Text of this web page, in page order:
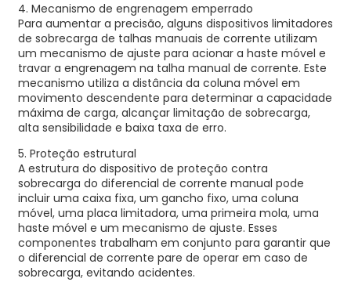
4. Mecanismo de engrenagem emperrado
Para aumentar a precisão, alguns dispositivos limitadores
de sobrecarga de talhas manuais de corrente utilizam
um mecanismo de ajuste para acionar a haste móvel e
travar a engrenagem na talha manual de corrente. Este
mecanismo utiliza a distância da coluna móvel em
movimento descendente para determinar a capacidade
máxima de carga, alcançar limitação de sobrecarga,
alta sensibilidade e baixa taxa de erro.
5. Proteção estrutural
A estrutura do dispositivo de proteção contra
sobrecarga do diferencial de corrente manual pode
incluir uma caixa fixa, um gancho fixo, uma coluna
móvel, uma placa limitadora, uma primeira mola, uma
haste móvel e um mecanismo de ajuste. Esses
componentes trabalham em conjunto para garantir que
o diferencial de corrente pare de operar em caso de
sobrecarga, evitando acidentes.